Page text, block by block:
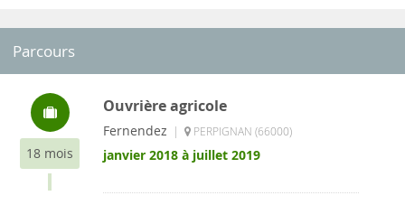
Parcours
18 mois
Ouvrière agricole
Fernendez | PERPIGNAN (66000)
janvier 2018 à juillet 2019